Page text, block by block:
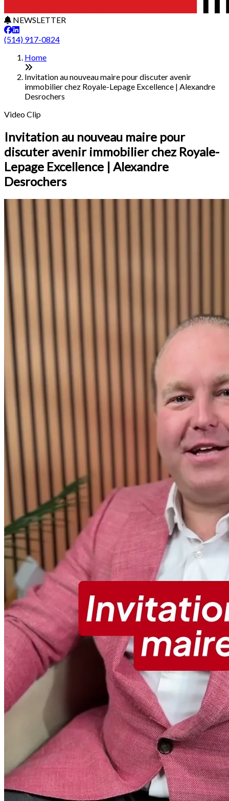
NEWSLETTER
(514) 917-0824
Home
Invitation au nouveau maire pour discuter avenir
immobilier chez Royale-Lepage Excellence | Alexandre
Desrochers
Video Clip
Invitation au nouveau maire pour
discuter avenir immobilier chez Royale-
Lepage Excellence | Alexandre
Desrochers